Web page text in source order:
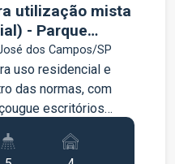
utilização mista
- Parque
José dos
dos Campos/SP
uso residencial e
das normas, com
escritórios
e etc. PISO
(ENTRADA